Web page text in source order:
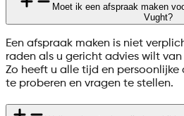
Moet ik een afspraak maken
Vught?
Een afspraak maken is niet
raden als u gericht advies wilt
Zo heeft u alle tijd en
te proberen en vragen te stellen.